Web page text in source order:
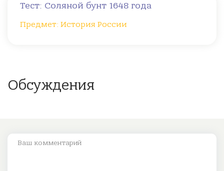
Тест: Соляной бунт 1648 года
Предмет: История России
Обсуждения